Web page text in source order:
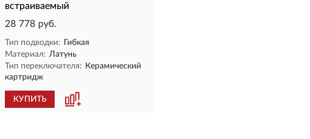
встраиваемый
28 778 руб.
Тип подводки: Гибкая
Материал: Латунь
Тип переключателя: Керамический
картридж
КУПИТЬ